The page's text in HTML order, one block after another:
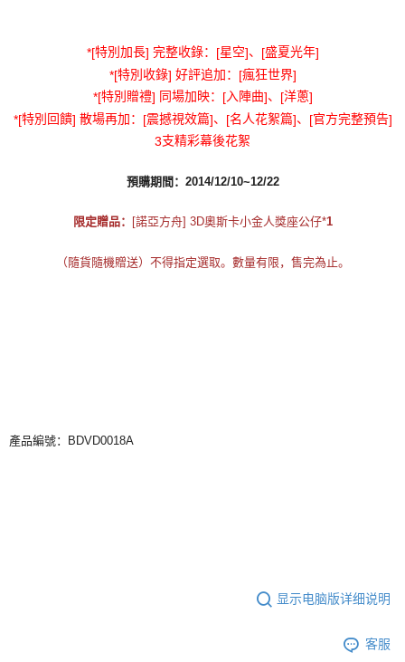
*[特別加長] 完整收錄： [星空]、 [盛夏光年]
*[特別收錄] 好評追加： [瘋狂世界]
*[特別贈禮] 同場加映： [入陣曲]、 [洋蔥]
*[特別回饋] 散場再加： [震撼視效篇]、 [名人花絮篇]、 [官方完整預告]
3支精彩幕後花絮
預購期間：2014/12/10~12/22
限定贈品： [諾亞方舟] 3D奧斯卡小金人獎座公仔*1
（隨貨隨機贈送）不得指定選取。數量有限，售完為止。
產品編號：BDVD0018A
显示电脑版详细说明
客服